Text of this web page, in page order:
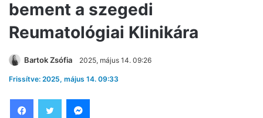
bement a szegedi
Reumatológiai Klinikára
Bartok Zsófia 2025, május 14. 09:26
Frissítve: 2025, május 14. 09:33